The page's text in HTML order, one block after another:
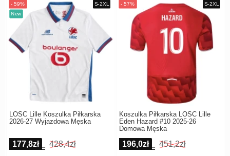
LOSC Lille Koszulka Piłkarska
2026-27 Wyjazdowa Męska
177,8zł 428,4zł
Koszulka Piłkarska LOSC Lille
Eden Hazard #10 2025-26
Domowa Męska
196,0zł 451,2zł